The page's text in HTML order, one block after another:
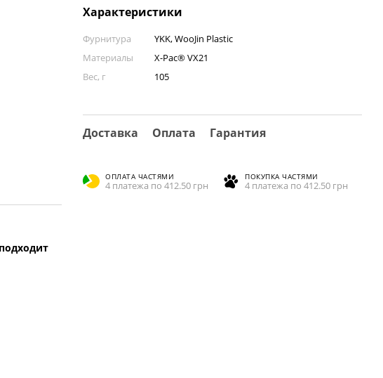
Характеристики
Фурнитура
YKK, WooJin Plastic
Материалы
X-Pac® VX21
Вес, г
105
Доставка Оплата Гарантия
ОПЛАТА ЧАСТЯМИ
4 платежа по 412.50 грн
ПОКУПКА ЧАСТЯМИ
4 платежа по 412.50 грн